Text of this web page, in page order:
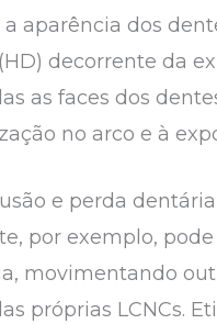
a aparência dos
decorrente da
as faces dos
no arco e à
e perda
por exemplo,
movimentando
próprias LCNCs.